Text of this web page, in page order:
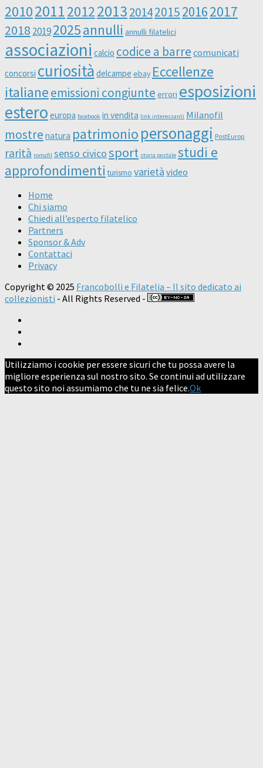
20102011201220132014201520162017
2018 20192025annulli annulli filatelici
associazioni calcio codice a barre comunicati
concorsi curiosità delcampe ebay Eccellenze
italianeemissioni congiunte errori esposizioni
estero europa facebook in vendita link interessanti Milanofil
mostre natura patrimonio personaggi PostEurop
rarità romafil senso civicosport storia postale studi e
approfondimenti turismo varietà video
Home
Chi siamo
Chiedi all’esperto filatelico
Partners
Sponsor & Adv
Contattaci
Privacy
Copyright © 2025 Francobolli e Filatelia – Il sito dedicato ai
collezionisti - All Rights Reserved -
Utilizziamo i cookie per essere sicuri che tu possa avere la
migliore esperienza sul nostro sito. Se continui ad utilizzare
questo sito noi assumiamo che tu ne sia felice.Ok